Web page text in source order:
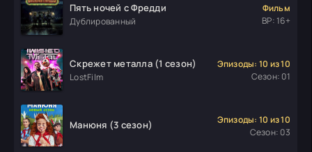
Пять ночей с Фредди
Дублированный
Фильм
ВР: 16+
Скрежет металла (1 сезон)
LostFilm
Эпизоды: 10 из 10
Сезон: 01
Манюня (3 сезон)
Эпизоды: 10 из 10
Сезон: 03